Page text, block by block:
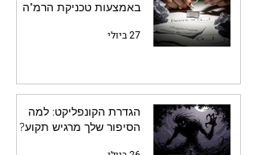
באמצעות טכניקת הרמ"ה
27 ביולי
הגדרת הקונפליקט: למה
הסיפור שלך מרגיש תקוע?